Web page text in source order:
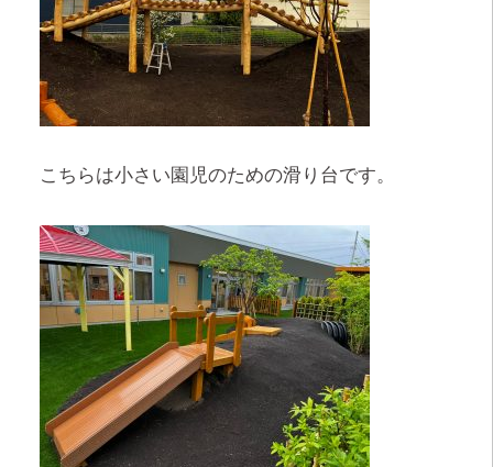
こちらは小さい園児のための滑り台です。